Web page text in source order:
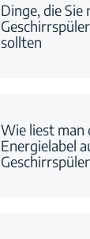
Dinge, die Sie
sollten
Wie liest man
Energielabel